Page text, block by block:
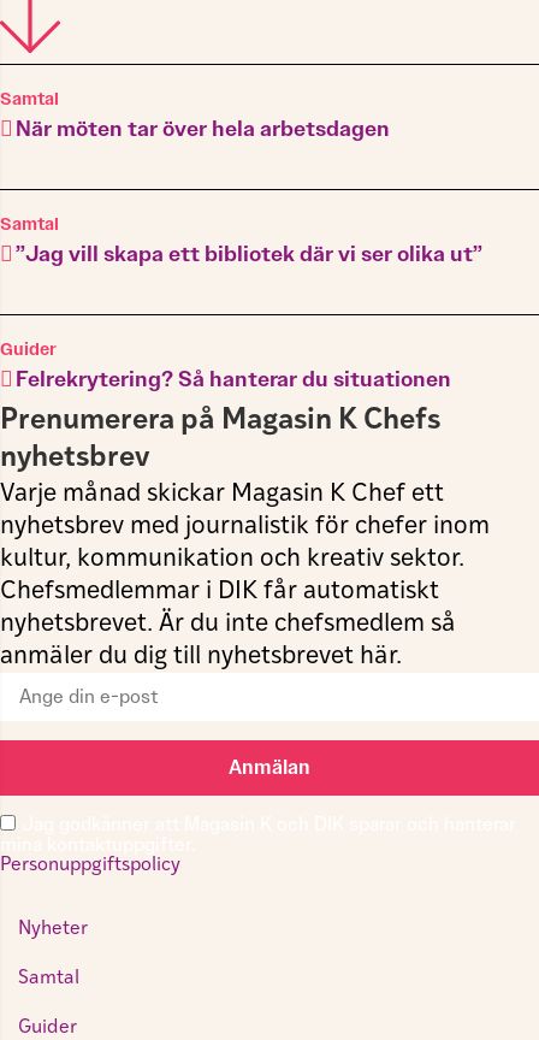
Samtal
När möten tar över hela arbetsdagen
Samtal
”Jag vill skapa ett bibliotek där vi ser olika ut”
Guider
Felrekrytering? Så hanterar du situationen
Prenumerera på Magasin K Chefs
nyhetsbrev
Varje månad skickar Magasin K Chef ett
nyhetsbrev med journalistik för chefer inom
kultur, kommunikation och kreativ sektor.
Chefsmedlemmar i DIK får automatiskt
nyhetsbrevet. Är du inte chefsmedlem så
anmäler du dig till nyhetsbrevet här.
Anmälan
Personuppgiftspolicy
Nyheter
Samtal
Guider